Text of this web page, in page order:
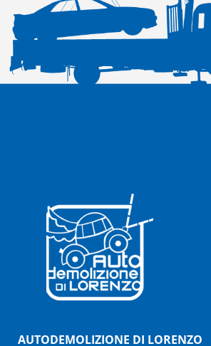
AUTODEMOLIZIONE DI LORENZO